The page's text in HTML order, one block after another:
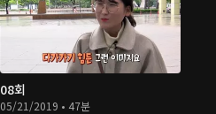
08회
05/21/2019 • 47분